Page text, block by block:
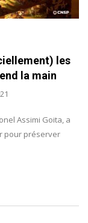
les
la main
Assimi Goita, a
pour préserver